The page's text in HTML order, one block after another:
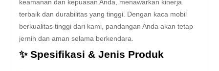
keamanan dan kepuasan Anda, menawarkan kinerja
terbaik dan durabilitas yang tinggi. Dengan kaca mobil
berkualitas tinggi dari kami, pandangan Anda akan tetap
jernih dan aman selama berkendara.
✨ Spesifikasi & Jenis Produk